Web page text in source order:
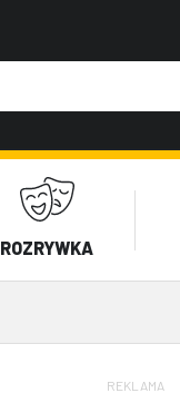
ROZRYWKA
REKLAMA